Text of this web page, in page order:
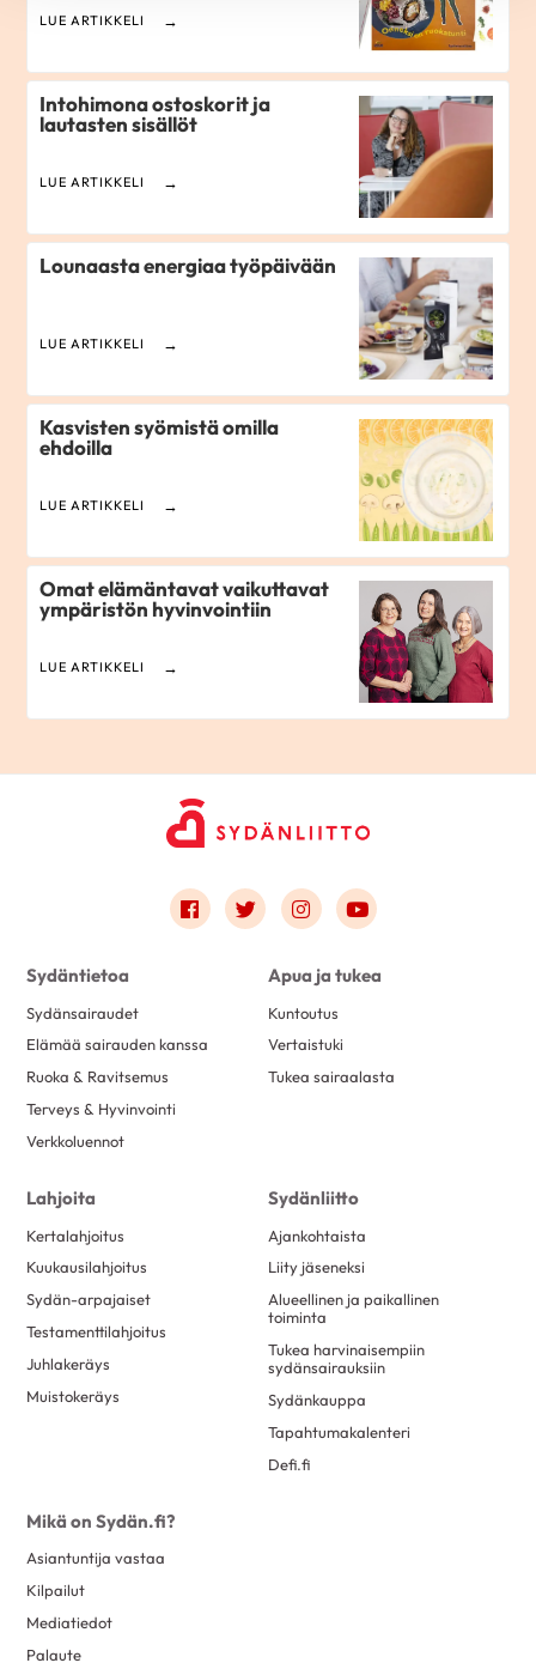
LUE ARTIKKELI
Intohimona ostoskorit ja
lautasten sisällöt
LUE ARTIKKELI
Lounaasta energiaa työpäivään
LUE ARTIKKELI
Kasvisten syömistä omilla
ehdoilla
LUE ARTIKKELI
Omat elämäntavat vaikuttavat
ympäristön hyvinvointiin
LUE ARTIKKELI
Link to facebook
Link to twitter
Link to instagram
Link to youtube
Sydäntietoa
Sydänsairaudet
Elämää sairauden kanssa
Ruoka & Ravitsemus
Terveys & Hyvinvointi
Verkkoluennot
Apua ja tukea
Kuntoutus
Vertaistuki
Tukea sairaalasta
Lahjoita
Kertalahjoitus
Kuukausilahjoitus
Sydän-arpajaiset
Testamenttilahjoitus
Juhlakeräys
Muistokeräys
Sydänliitto
Ajankohtaista
Liity jäseneksi
Alueellinen ja paikallinen
toiminta
Tukea harvinaisempiin
sydänsairauksiin
Sydänkauppa
Tapahtumakalenteri
Defi.fi
Mikä on Sydän.fi?
Asiantuntija vastaa
Kilpailut
Mediatiedot
Palaute